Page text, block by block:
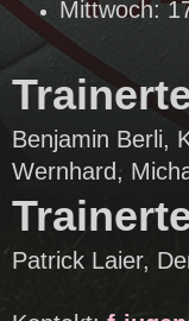
Mittwoch:
Benjamin Berli,
Wernhard,
Patrick Laier,